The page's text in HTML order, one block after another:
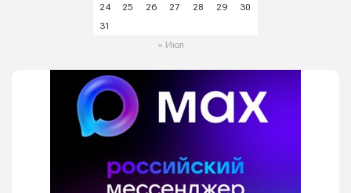
24
25 26 27 28 29
30
31
« Июл